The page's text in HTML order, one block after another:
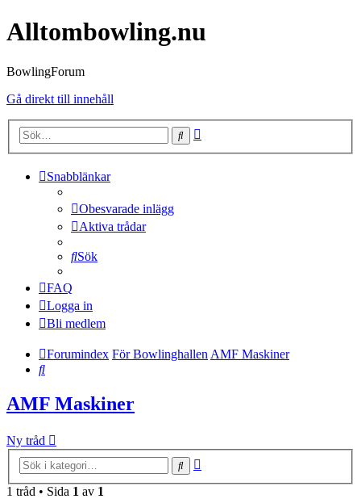
Alltombowling.nu
BowlingForum
Gå direkt till innehåll
Sök
Snabblänkar
Obesvarade inlägg
Aktiva trådar
Sök
FAQ
Logga in
Bli medlem
Forumindex För BowlinghallenAMF Maskiner
Sök
AMF Maskiner
Ny tråd
Sök
1 tråd • Sida 1 av 1